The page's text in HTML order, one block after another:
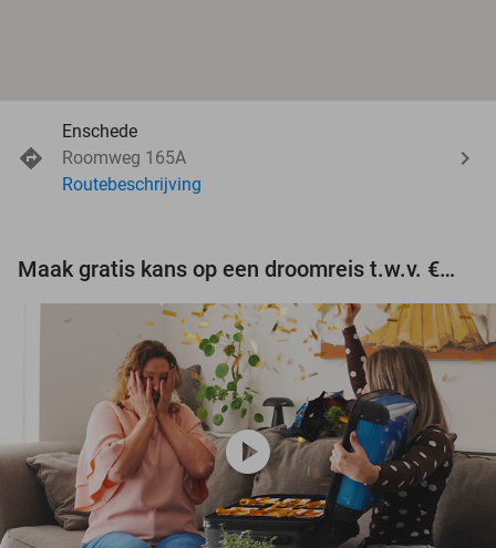
Enschede
Roomweg 165A
Routebeschrijving
Maak gratis kans op een droomreis t.w.v. €3.000!
play_circle